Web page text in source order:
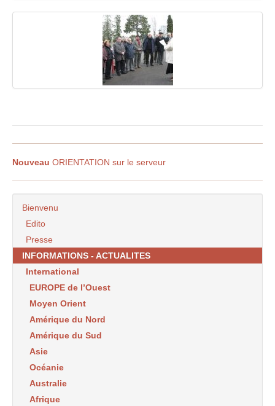
Nouveau ORIENTATION sur le serveur
Bienvenu
Edito
Presse
INFORMATIONS - ACTUALITES
International
EUROPE de l’Ouest
Moyen Orient
Amérique du Nord
Amérique du Sud
Asie
Océanie
Australie
Afrique